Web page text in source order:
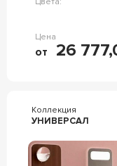
Цена
от 26
Коллекция
УНИВЕРСАЛ